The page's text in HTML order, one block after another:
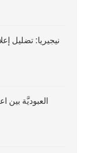
نيجيريا: تضليل
العبوديَّة بين